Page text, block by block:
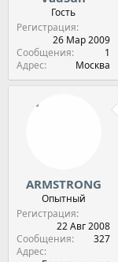
Гость
Регистрация
26 Мар 2009
Сообщения
1
Адрес
Москва
ARMSTRONG
Опытный
Регистрация
22 Авг 2008
Сообщения
327
Адрес